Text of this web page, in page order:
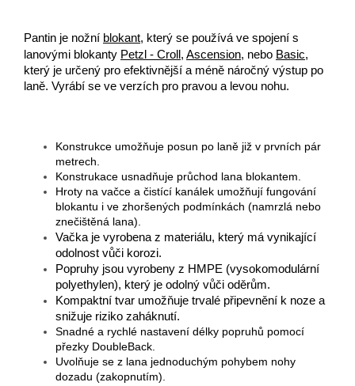
Pantin je nožní blokant, který se používá ve spojení s
lanovými blokanty Petzl - Croll , Ascension, nebo Basic,
který je určený pro efektivnější a méně náročný výstup po
laně. Vyrábí se ve verzích pro pravou a levou nohu.
Konstrukce umožňuje posun po laně již v prvních pár
metrech.
Konstrukace usnadňuje průchod lana blokantem.
Hroty na vačce a čistící kanálek umožňují fungování
blokantu i ve zhoršených podmínkách (namrzlá nebo
znečištěná lana).
Vačka je vyrobena z materiálu, který má vynikající
odolnost vůči korozi.
Popruhy jsou vyrobeny z HMPE (vysokomodulární
polyethylen), který je odolný vůči oděrům.
Kompaktní tvar umožňuje trvalé připevnění k noze a
snižuje riziko zaháknutí.
Snadné a rychlé nastavení délky popruhů pomocí
přezky DoubleBack.
Uvolňuje se z lana jednoduchým pohybem nohy
dozadu (zakopnutím).